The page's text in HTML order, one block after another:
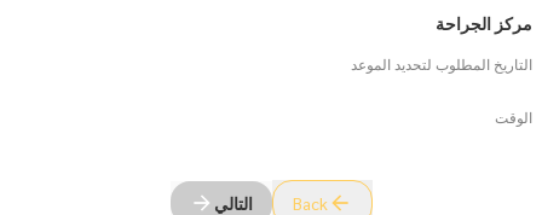
مركز الجراحة
التاريخ المطلوب لتحديد الموعد
الوقت
Back التالي